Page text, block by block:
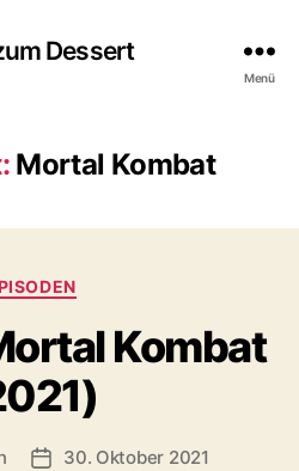
Dessert
Menü
Mortal Kombat
Kategorien
Kombat
Veröffentlichungsdatum
30. Oktober 2021